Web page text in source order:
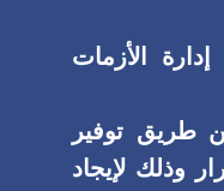
الأزمات
طريق توفير
وذلك لإيجاد